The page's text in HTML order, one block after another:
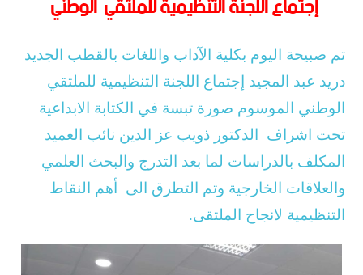
تم صبيحة اليوم بكلية الآداب واللغات بالقطب الجديد
دريد عبد المجيد إجتماع اللجنة التنظيمية للملتقي
الوطني الموسوم صورة تبسة في الكتابة الابداعية
تحت اشراف الدكتور ذويب عز الدين نائب العميد
المكلف بالدراسات لما بعد التدرج والبحث العلمي
والعلاقات الخارجية وتم التطرق الى أهم النقاط
التنظيمية لانجاح الملتقى.